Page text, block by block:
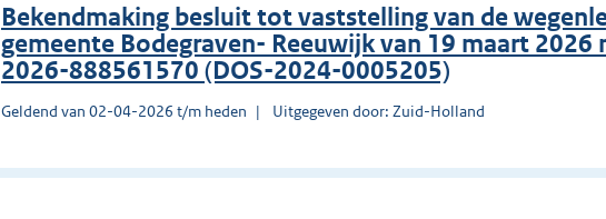
Bekendmaking besluit tot vaststelling van de
gemeente Bodegraven- Reeuwijk van 19 maart 2026
2026-888561570 (DOS-2024-0005205)
Geldend van 02-04-2026 t/m heden Uitgegeven door: Zuid-Holland